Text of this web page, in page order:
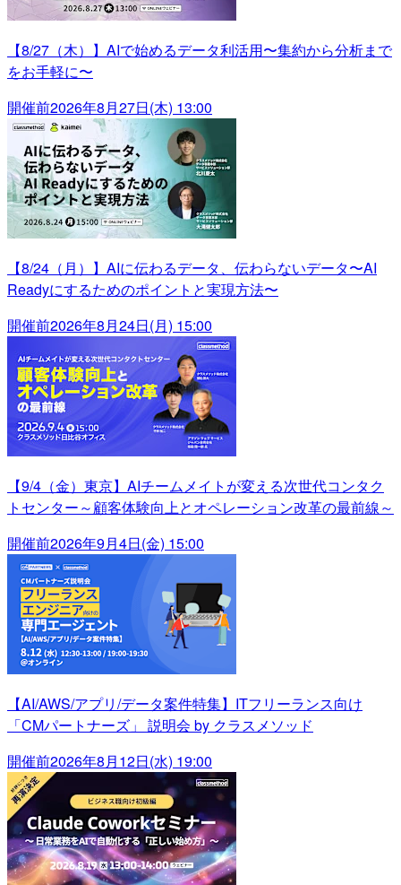
【8/27（木）】AIで始めるデータ利活用〜集約から分析まで
をお手軽に〜
開催前2026年8月27日(木) 13:00
【8/24（月）】AIに伝わるデータ、伝わらないデータ〜AI
Readyにするためのポイントと実現方法〜
開催前2026年8月24日(月) 15:00
【9/4（金）東京】AIチームメイトが変える次世代コンタク
トセンター～顧客体験向上とオペレーション改革の最前線～
開催前2026年9月4日(金) 15:00
【AI/AWS/アプリ/データ案件特集】ITフリーランス向け
「CMパートナーズ」 説明会 by クラスメソッド
開催前2026年8月12日(水) 19:00